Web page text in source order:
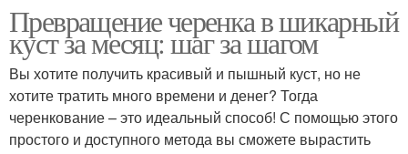
Превращение черенка в шикарный
куст за месяц: шаг за шагом
Вы хотите получить красивый и пышный куст, но не
хотите тратить много времени и денег? Тогда
черенкование – это идеальный способ! С помощью этого
простого и доступного метода вы сможете вырастить